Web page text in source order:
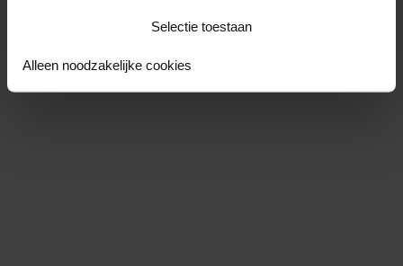
Selectie toestaan
Alleen noodzakelijke cookies